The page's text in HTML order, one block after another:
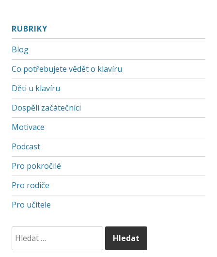
RUBRIKY
Blog
Co potřebujete vědět o klavíru
Děti u klavíru
Dospělí začátečníci
Motivace
Podcast
Pro pokročilé
Pro rodiče
Pro učitele